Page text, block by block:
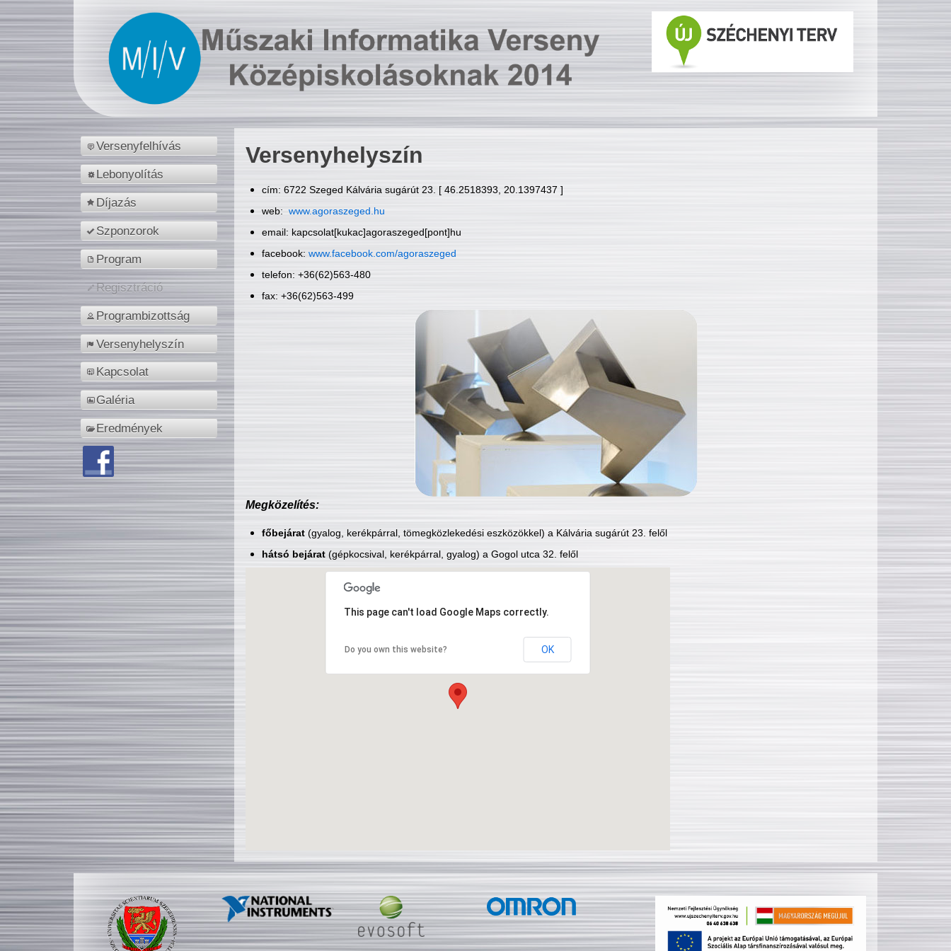
Versenyfelhívás
Lebonyolítás
Díjazás
Szponzorok
Program
Regisztráció
Programbizottság
Versenyhelyszín
Kapcsolat
Galéria
Eredmények
Versenyhelyszín
cím: 6722 Szeged Kálvária sugárút 23. [ 46.2518393, 20.1397437 ]
web: www.agoraszeged.hu
email: kapcsolat[kukac]agoraszeged[pont]hu
facebook: www.facebook.com/agoraszeged
telefon: +36(62)563-480
fax: +36(62)563-499
Megközelítés:
főbejárat(gyalog, kerékpárral, tömegközlekedési eszközökkel) a Kálvária sugárút 23. felől
hátsó bejárat(gépkocsival, kerékpárral, gyalog) a Gogol utca 32. felől
This page can't load Google Maps correctly.
Do you own this website? OK